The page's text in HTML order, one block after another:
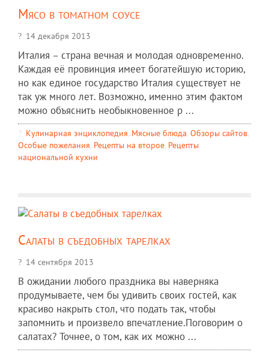
Мясо в томатном соусе
14 декабря 2013
Италия – страна вечная и молодая одновременно.
Каждая её провинция имеет богатейшую историю,
но как единое государство Италия существует не
так уж много лет. Возможно, именно этим фактом
можно объяснить необыкновенное р ...
Кулинарная энциклопедия, Мясные блюда, Обзоры сайтов,
Особые пожелания, Рецепты на второе, Рецепты
национальной кухни
Салаты в съедобных тарелках
14 сентября 2013
В ожидании любого праздника вы наверняка
продумываете, чем бы удивить своих гостей, как
красиво накрыть стол, что подать так, чтобы
запомнить и произвело впечатление.Поговорим о
салатах? Точнее, о том, как их можно ...